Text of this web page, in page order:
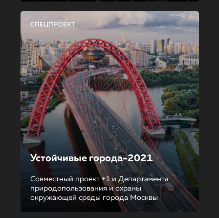
СПЕЦПРОЕКТ
Устойчивые города-2021
Совместный проект +1 и Департамента
природопользования и охраны
окружающей среды города Москвы